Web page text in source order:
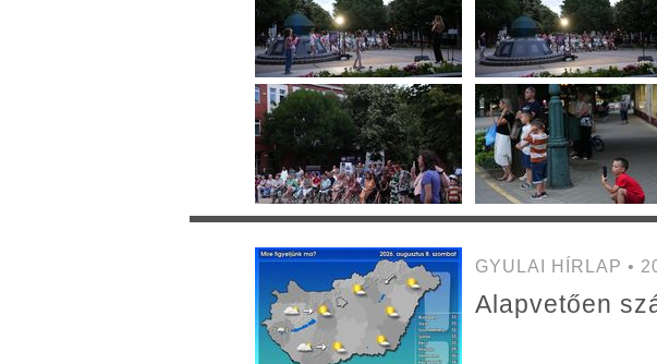
GYULAI HÍRLAP •
Alapvetően